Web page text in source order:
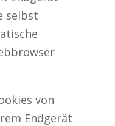
selbst
von
Endgerät